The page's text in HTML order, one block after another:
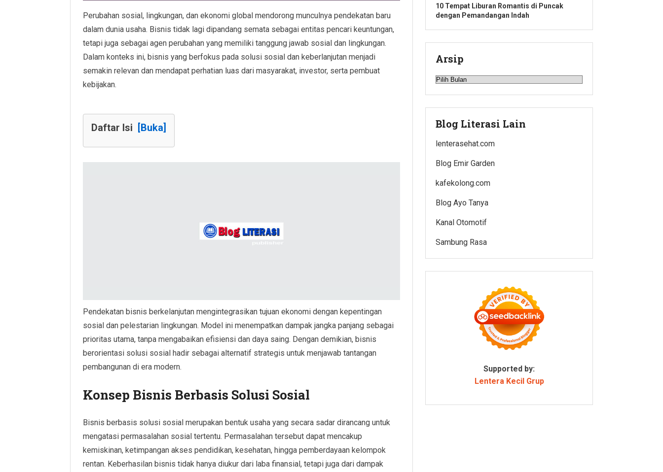
Perubahan sosial, lingkungan, dan ekonomi global mendorong munculnya pendekatan baru
dalam dunia usaha. Bisnis tidak lagi dipandang semata sebagai entitas pencari keuntungan,
tetapi juga sebagai agen perubahan yang memiliki tanggung jawab sosial dan lingkungan.
Dalam konteks ini, bisnis yang berfokus pada solusi sosial dan keberlanjutan menjadi
semakin relevan dan mendapat perhatian luas dari masyarakat, investor, serta pembuat
kebijakan.
Daftar Isi [Buka]
Pendekatan bisnis berkelanjutan mengintegrasikan tujuan ekonomi dengan kepentingan
sosial dan pelestarian lingkungan. Model ini menempatkan dampak jangka panjang sebagai
prioritas utama, tanpa mengabaikan efisiensi dan daya saing. Dengan demikian, bisnis
berorientasi solusi sosial hadir sebagai alternatif strategis untuk menjawab tantangan
pembangunan di era modern.
Konsep Bisnis Berbasis Solusi Sosial
Bisnis berbasis solusi sosial merupakan bentuk usaha yang secara sadar dirancang untuk
mengatasi permasalahan sosial tertentu. Permasalahan tersebut dapat mencakup
kemiskinan, ketimpangan akses pendidikan, kesehatan, hingga pemberdayaan kelompok
rentan. Keberhasilan bisnis tidak hanya diukur dari laba finansial, tetapi juga dari dampak
10 Tempat Liburan Romantis di Puncak
dengan Pemandangan Indah
Arsip
Arsip
Blog Literasi Lain
lenterasehat.com
Blog Emir Garden
kafekolong.com
Blog Ayo Tanya
Kanal Otomotif
Sambung Rasa
Supported by:
Lentera Kecil Grup